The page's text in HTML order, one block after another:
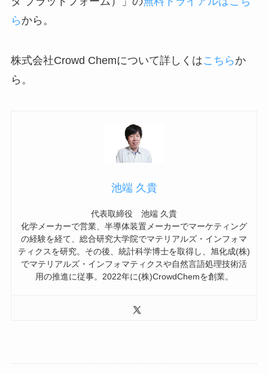
ら から。
株式会社Crowd Chemについて詳しくはこちら か
ら。
池端 久貴
代表取締役 池端 久貴
化学メーカーで営業、半導体装置メーカーでマーケティング
の経験を経て、総合研究大学院でマテリアルズ・インフォマ
ティクスを研究。その後、統計科学博士を取得し、旭化成(株)
でマテリアルズ・インフォマティクスや自然言語処理技術活
用の推進に従事。2022年に(株)CrowdChemを創業。